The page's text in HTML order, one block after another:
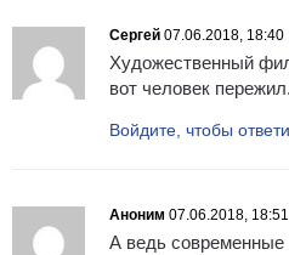
Сергей 07.06.2018, 18:40
Художественный
вот человек
Войдите, чтобы
Аноним 07.06.2018, 18:51
А ведь